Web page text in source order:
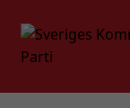
Hoppa
till
Hoppa
till
Partiet